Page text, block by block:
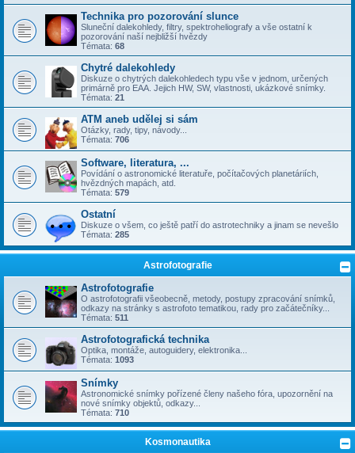
Technika pro pozorování slunce
Sluneční dalekohledy, filtry, spektroheliografy a vše ostatní k
pozorování naší nejbližší hvězdy
Témata: 68
Chytré dalekohledy
Diskuze o chytrých dalekohledech typu vše v jednom, určených
primárně pro EAA. Jejich HW, SW, vlastnosti, ukázkové snímky.
Témata: 21
ATM aneb udělej si sám
Otázky, rady, tipy, návody...
Témata: 706
Software, literatura, ...
Povídání o astronomické literatuře, počítačových planetáriích,
hvězdných mapách, atd.
Témata: 579
Ostatní
Diskuze o všem, co ještě patří do astrotechniky a jinam se nevešlo
Témata: 285
Astrofotografie
Astrofotografie
O astrofotografii všeobecně, metody, postupy zpracování snímků,
odkazy na stránky s astrofoto tematikou, rady pro začátečníky...
Témata: 511
Astrofotografická technika
Optika, montáže, autoguidery, elektronika...
Témata: 1093
Snímky
Astronomické snímky pořízené členy našeho fóra, upozornění na
nové snímky objektů, odkazy...
Témata: 710
Kosmonautika